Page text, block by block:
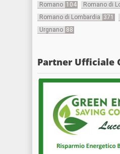
Romano 104 Romano di
Romano di Lombardia 371
Urgnano 88
Partner Ufficiale